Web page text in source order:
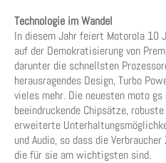
Technologie im Wandel
In diesem Jahr feiert Motorola 10
auf der Demokratisierung von
darunter die schnellsten
herausragendes Design, Turbo
vieles mehr. Die neuesten moto
beeindruckende Chipsätze,
erweiterte
und Audio, so dass die
die für sie am wichtigsten sind.